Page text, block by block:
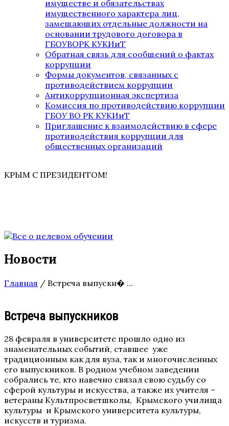
имуществе и обязательствах
имущественного характера лиц,
замещающих отдельные должности на
основании трудового договора в
ГБОУВОРК КУКИиТ
Обратная связь для сообщений о фактах
коррупции
Формы документов, связанных с
противодействием коррупции
Антикоррупционная экспертиза
Комиссия по противодействию коррупции
ГБОУ ВО РК КУКИиТ
Приглашение к взаимодействию в сфере
противодействия коррупции для
общественных организаций
КРЫМ С ПРЕЗИДЕНТОМ!
Новости
Главная / Встреча выпускн� ...
Встреча выпускников
28 февраля в университете прошло одно из
знаменательных событий, ставшее уже
традиционным как для вуза, так и многочисленных
его выпускников. В родном учебном заведении
собрались те, кто навечно связал свою судьбу со
сферой культуры и искусства, а также их учителя –
ветераны Культпросветшколы, Крымского училища
культуры и Крымского университета культуры,
искусств и туризма.